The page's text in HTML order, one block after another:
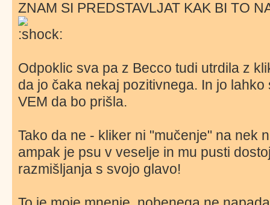
ZNAM SI PREDSTAVLJAT KAK BI TO
Odpoklic sva pa z Becco tudi utrdila z
da jo čaka nekaj pozitivnega. In jo
VEM da bo prišla.
Tako da ne - kliker ni "mučenje" na nek
ampak je psu v veselje in mu pusti
razmišljanja s svojo glavo!